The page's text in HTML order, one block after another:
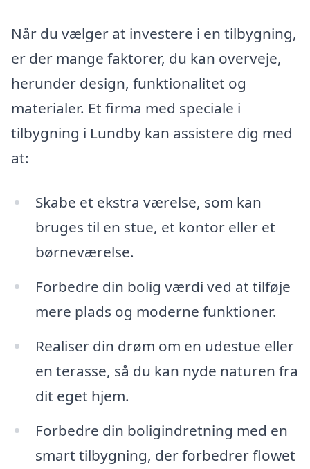
Når du vælger at investere i en tilbygning,
er der mange faktorer, du kan overveje,
herunder design, funktionalitet og
materialer. Et firma med speciale i
tilbygning i Lundby kan assistere dig med
at:
Skabe et ekstra værelse, som kan
bruges til en stue, et kontor eller et
børneværelse.
Forbedre din bolig værdi ved at tilføje
mere plads og moderne funktioner.
Realiser din drøm om en udestue eller
en terasse, så du kan nyde naturen fra
dit eget hjem.
Forbedre din boligindretning med en
smart tilbygning, der forbedrer flowet